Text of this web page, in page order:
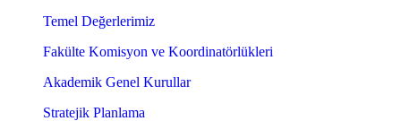
Temel Değerlerimiz
Fakülte Komisyon ve Koordinatörlükleri
Akademik Genel Kurullar
Stratejik Planlama